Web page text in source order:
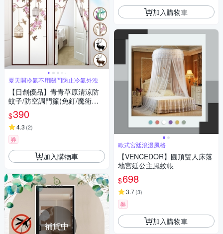
夏天開冷氣不用關門防止冷氣外洩
【日創優品】青青草原清涼防
蚊子/防空調門簾(免釘/魔術貼/
防空調新款門簾/防蚊蟲/冷氣不
外漏門簾)
$390
4.3 (2)
券
加入購物車
補貨中
加入購物車
歐式宮廷浪漫風格
【VENCEDOR】圓頂雙人床落
地宮廷公主風蚊帳
$698
3.7(3)
券
加入購物車